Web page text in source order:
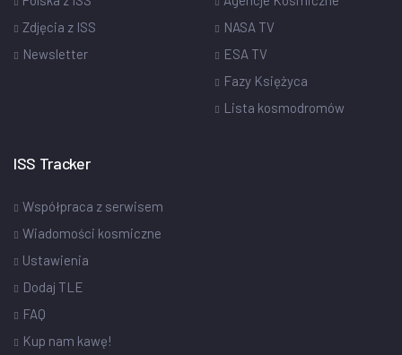
Zdjęcia z ISS
Newsletter
NASA TV
ESA TV
Fazy Księżyca
Lista kosmodromów
ISS Tracker
Współpraca z serwisem
Wiadomości kosmiczne
Ustawienia
Dodaj TLE
FAQ
Kup nam kawę!